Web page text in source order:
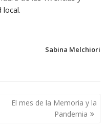
local.
Sabina Melchiori
El mes de la Memoria y la
Pandemia